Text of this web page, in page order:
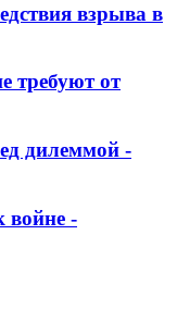
взрыва в
требуют от
дилеммой -
войне -